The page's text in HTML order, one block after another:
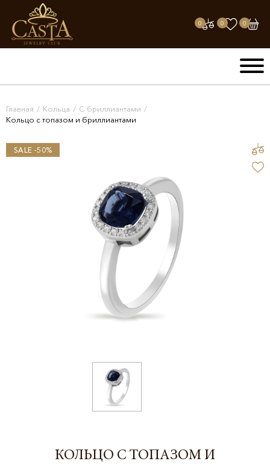
0 0 0
Главная / Кольца / С бриллиантами /
Кольцо с топазом и бриллиантами
SALE -50%
КОЛЬЦО С ТОПАЗОМ И